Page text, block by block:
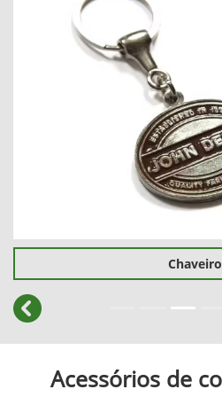
templates.template-
Acessórios de